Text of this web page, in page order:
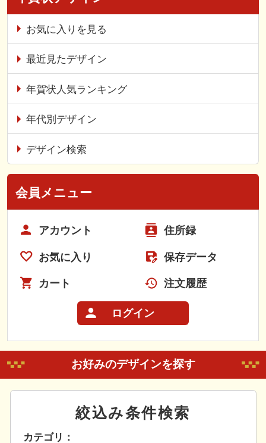
お気に入りを見る
最近見たデザイン
年賀状人気ランキング
年代別デザイン
デザイン検索
会員メニュー
アカウント 住所録
お気に入り 保存データ
カート 注文履歴
ログイン
お好みのデザインを探す
絞込み条件検索
カテゴリ：